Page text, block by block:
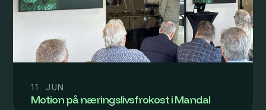
11. JUN
Motion på næringslivsfrokost i Mandal